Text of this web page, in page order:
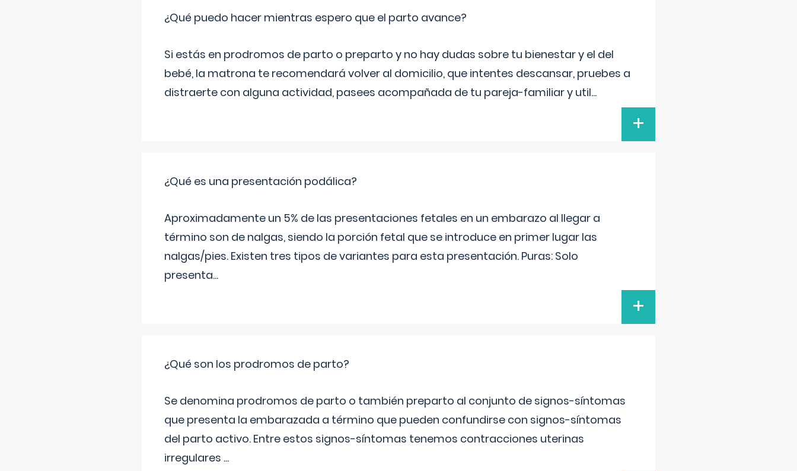
¿Qué puedo hacer mientras espero que el parto avance?
Si estás en prodromos de parto o preparto y no hay dudas sobre tu bienestar y el del
bebé, la matrona te recomendará volver al domicilio, que intentes descansar, pruebes a
distraerte con alguna actividad, pasees acompañada de tu pareja-familiar y util...
+
¿Qué es una presentación podálica?
Aproximadamente un 5% de las presentaciones fetales en un embarazo al llegar a
término son de nalgas, siendo la porción fetal que se introduce en primer lugar las
nalgas/pies. Existen tres tipos de variantes para esta presentación. Puras: Solo
presenta...
+
¿Qué son los prodromos de parto?
Se denomina prodromos de parto o también preparto al conjunto de signos-síntomas
que presenta la embarazada a término que pueden confundirse con signos-síntomas
del parto activo. Entre estos signos-síntomas tenemos contracciones uterinas
irregulares ...